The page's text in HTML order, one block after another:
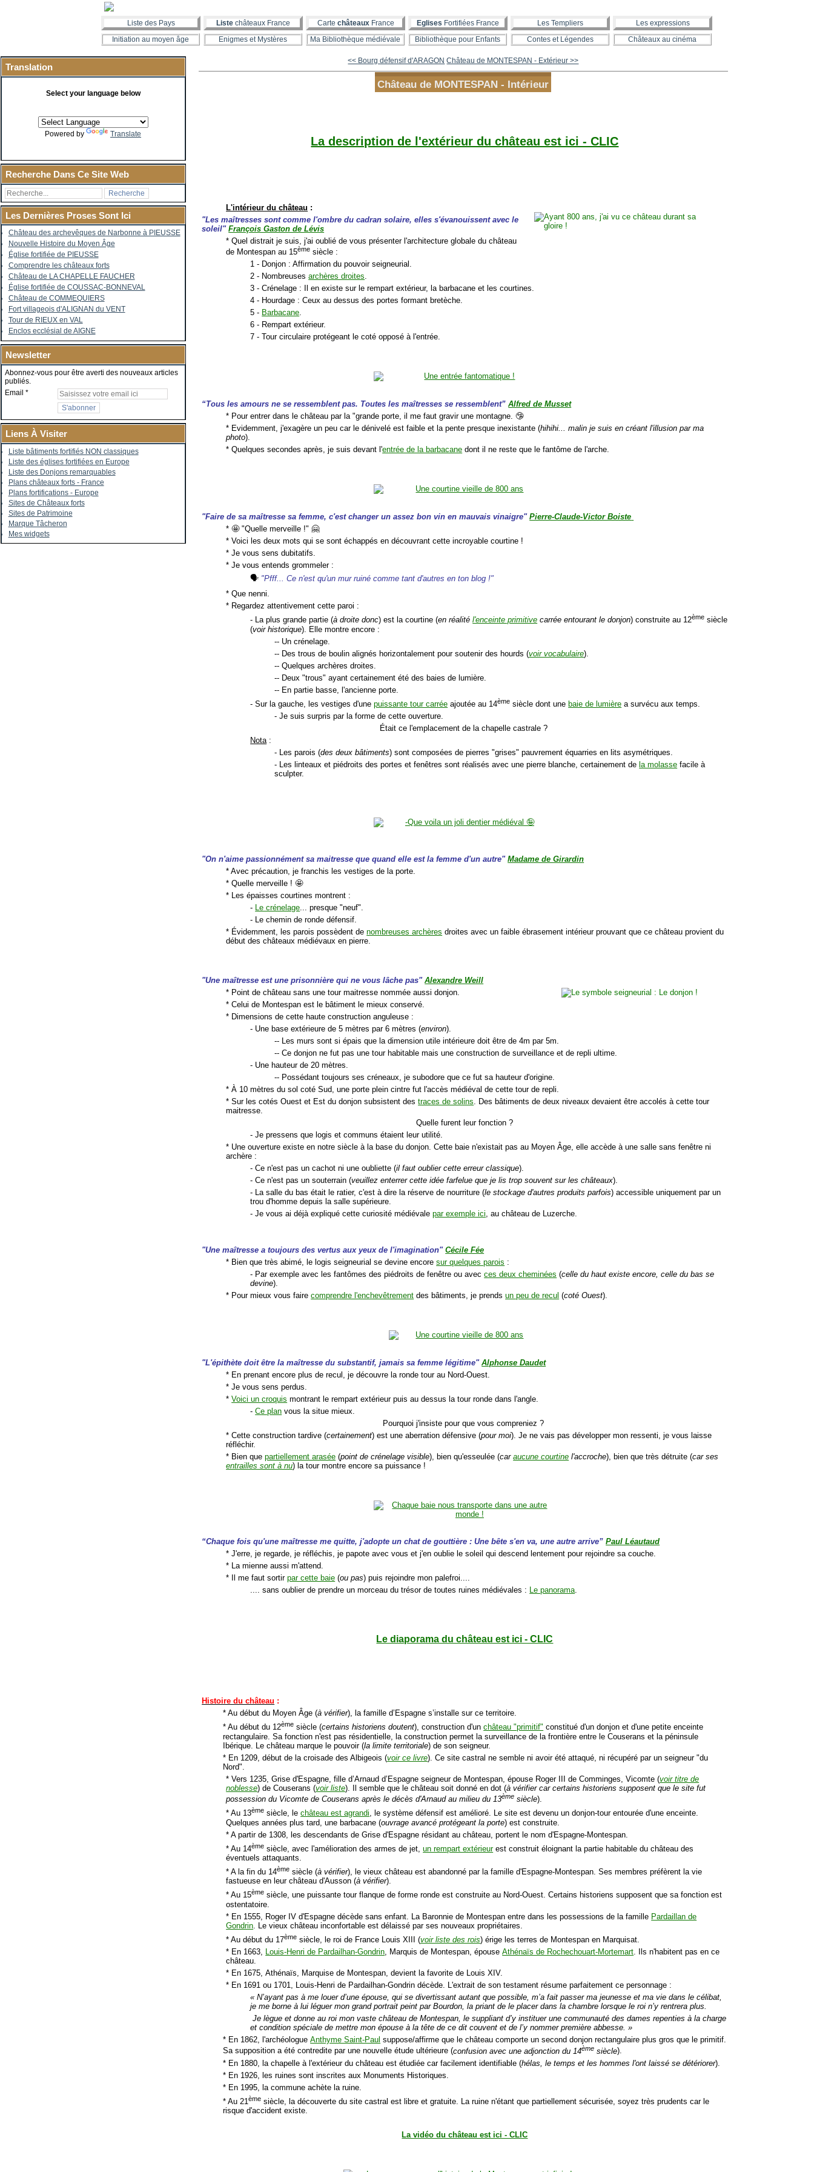
Liste des Pays Liste châteaux France Carte châteauxFrance Eglises Fortifiées France Les Templiers
Les expressions
Initiation au moyen âge
Enigmes et Mystères Ma Bibliothèque médiévale Bibliothèque pour Enfants Contes et Légendes Châteaux au cinéma
Translation
Select your language below
Powered by Translate
Recherche Dans Ce Site Web
Les Dernières Proses Sont Ici
Château des archevêques de Narbonne à PIEUSSE
Nouvelle Histoire du Moyen Âge
Église fortifiée de PIEUSSE
Comprendre les châteaux forts
Château de LA CHAPELLE FAUCHER
Église fortifiée de COUSSAC-BONNEVAL
Château de COMMEQUIERS
Fort villageois d'ALIGNAN du VENT
Tour de RIEUX en VAL
Enclos ecclésial de AIGNE
Newsletter
Abonnez-vous pour être averti des nouveaux articles
publiés.
Email
Liens À Visiter
Liste bâtiments fortifiés NON classiques
Liste des églises fortifiées en Europe
Liste des Donjons remarquables
Plans châteaux forts - France
Plans fortifications - Europe
Sites de Châteaux forts
Sites de Patrimoine
Marque Tâcheron
Mes widgets
<< Bourg défensif d'ARAGON Château de MONTESPAN - Extérieur >>
Château de MONTESPAN - Intérieur
La description de l'extérieur du château est ici - CLIC
L'intérieur du château :
"Les maîtresses sont comme l'ombre du cadran solaire, elles s'évanouissent avec le
soleil"François Gaston de Lévis
* Quel distrait je suis, j'ai oublié de vous présenter l'architecture globale du château
de Montespan au 15ème siècle :
1 - Donjon : Affirmation du pouvoir seigneurial.
2 - Nombreusesarchères droites.
3 - Crénelage : Il en existe sur le rempart extérieur, la barbacane et les courtines.
4 - Hourdage : Ceux au dessus des portes formant bretèche.
5 - Barbacane.
6 - Rempart extérieur.
7 - Tour circulaire protégeant le coté opposé à l'entrée.
“Tous les amours ne se ressemblent pas. Toutes les maîtresses se ressemblent”Alfred de Musset
* Pour entrer dans le château par la "grande porte, il me faut gravir une montagne. 🤥
* Evidemment, j'exagère un peu car le dénivelé est faible et la pente presque inexistante (hihihi... malin je suis en créant l'illusion par ma
photo).
* Quelques secondes après, je suis devant l'entrée de la barbacane dont il ne reste que le fantôme de l'arche.
"Faire de sa maîtresse sa femme, c'est changer un assez bon vin en mauvais vinaigre"Pierre-Claude-Victor Boiste
* 🤩 "Quelle merveille !" 🤗
* Voici les deux mots qui se sont échappés en découvrant cette incroyable courtine !
* Je vous sens dubitatifs.
* Je vous entends grommeler :
🗣 "Pfff... Ce n'est qu'un mur ruiné comme tant d'autres en ton blog !"
* Que nenni.
* Regardez attentivement cette paroi :
- La plus grande partie (à droite donc) est la courtine (en réalitél'enceinte primitive carrée entourant le donjon) construite au 12ème siècle
(voir historique). Elle montre encore :
-- Un crénelage.
-- Des trous de boulin alignés horizontalement pour soutenir des hourds (voir vocabulaire).
-- Quelques archères droites.
-- Deux "trous" ayant certainement été des baies de lumière.
-- En partie basse, l'ancienne porte.
- Sur la gauche, les vestiges d'unepuissante tour carrée ajoutée au 14ème siècle dont une baie de lumière a survécu aux temps.
- Je suis surpris par la forme de cette ouverture.
Était ce l'emplacement de la chapelle castrale ?
Nota:
- Les parois (des deux bâtiments) sont composées de pierres "grises" pauvrement équarries en lits asymétriques.
- Les linteaux et piédroits des portes et fenêtres sont réalisés avec une pierre blanche, certainement de la molasse facile à
sculpter.
"On n'aime passionnément sa maitresse que quand elle est la femme d'un autre"Madame de Girardin
* Avec précaution, je franchis les vestiges de la porte.
* Quelle merveille ! 🤩
* Les épaisses courtines montrent :
- Le crénelage... presque "neuf".
- Le chemin de ronde défensif.
* Évidemment, les parois possèdent denombreuses archères droites avec un faible ébrasement intérieur prouvant que ce château provient du
début des châteaux médiévaux en pierre.
"Une maîtresse est une prisonnière qui ne vous lâche pas"Alexandre Weill
* Point de château sans une tour maitresse nommée aussi donjon.
* Celui de Montespan est le bâtiment le mieux conservé.
* Dimensions de cette haute construction anguleuse :
- Une base extérieure de 5 mètres par 6 mètres (environ).
-- Les murs sont si épais que la dimension utile intérieure doit être de 4m par 5m.
-- Ce donjon ne fut pas une tour habitable mais une construction de surveillance et de repli ultime.
- Une hauteur de 20 mètres.
-- Possédant toujours ses créneaux, je subodore que ce fut sa hauteur d'origine.
* À 10 mètres du sol coté Sud, une porte plein cintre fut l'accès médiéval de cette tour de repli.
* Sur les cotés Ouest et Est du donjon subsistent destraces de solins. Des bâtiments de deux niveaux devaient être accolés à cette tour
maitresse.
Quelle furent leur fonction ?
- Je pressens que logis et communs étaient leur utilité.
* Une ouverture existe en notre siècle à la base du donjon. Cette baie n'existait pas au Moyen Âge, elle accède à une salle sans fenêtre ni
archère :
- Ce n'est pas un cachot ni une oubliette (il faut oublier cette erreur classique).
- Ce n'est pas un souterrain (veuillez enterrer cette idée farfelue que je lis trop souvent sur les châteaux).
- La salle du bas était le ratier, c'est à dire la réserve de nourriture (le stockage d'autres produits parfois) accessible uniquement par un
trou d'homme depuis la salle supérieure.
- Je vous ai déjà expliqué cette curiosité médiévalepar exemple ici, au château de Luzerche.
"Une maîtresse a toujours des vertus aux yeux de l'imagination"Cécile Fée
* Bien que très abimé, le logis seigneurial se devine encoresur quelques parois :
- Par exemple avec les fantômes des piédroits de fenêtre ou avecces deux cheminées (celle du haut existe encore, celle du bas se
devine).
* Pour mieux vous fairecomprendre l'enchevêtrement des bâtiments, je prendsun peu de recul (coté Ouest).
"L'épithète doit être la maîtresse du substantif, jamais sa femme légitime"Alphonse Daudet
* En prenant encore plus de recul, je découvre la ronde tour au Nord-Ouest.
* Je vous sens perdus.
*Voici un croquis montrant le rempart extérieur puis au dessus la tour ronde dans l'angle.
-Ce plan vous la situe mieux.
Pourquoi j'insiste pour que vous compreniez ?
* Cette construction tardive (certainement) est une aberration défensive (pour moi). Je ne vais pas développer mon ressenti, je vous laisse
réfléchir.
* Bien quepartiellement arasée (point de crénelage visible), bien qu'esseulée (caraucune courtine l'accroche), bien que très détruite (car ses
entrailles sont à nu) la tour montre encore sa puissance !
“Chaque fois qu'une maîtresse me quitte, j'adopte un chat de gouttière : Une bête s'en va, une autre arrive”Paul Léautaud
* J'erre, je regarde, je réfléchis, je papote avec vous et j'en oublie le soleil qui descend lentement pour rejoindre sa couche.
* La mienne aussi m'attend.
* Il me faut sortirpar cette baie (ou pas) puis rejoindre mon palefroi....
.... sans oublier de prendre un morceau du trésor de toutes ruines médiévales : Le panorama.
Le diaporama du château est ici - CLIC
Histoire du château :
* Au début du Moyen Âge (à vérifier), la famille d’Espagne s’installe sur ce territoire.
* Au début du 12ème siècle (certains historiens doutent), construction d'unchâteau "primitif" constitué d'un donjon et d'une petite enceinte
rectangulaire. Sa fonction n'est pas résidentielle, la construction permet la surveillance de la frontière entre le Couserans et la péninsule
Ibérique. Le château marque le pouvoir (la limite territoriale) de son seigneur.
* En 1209, début de la croisade des Albigeois (voir ce livre). Ce site castral ne semble ni avoir été attaqué, ni récupéré par un seigneur "du
Nord".
* Vers 1235, Grise d'Espagne, fille d’Arnaud d’Espagne seigneur de Montespan, épouse Roger III de Comminges, Vicomte (voir titre de
noblesse) de Couserans (voir liste). Il semble que le château soit donné en dot (à vérifier car certains historiens supposent que le site fut
possession du Vicomte de Couserans après le décès d'Arnaud au milieu du 13ème siècle).
* Au 13ème siècle, lechâteau est agrandi, le système défensif est amélioré. Le site est devenu un donjon-tour entourée d'une enceinte.
Quelques années plus tard, une barbacane (ouvrage avancé protégeant la porte) est construite.
* A partir de 1308, les descendants de Grise d'Espagne résidant au château, portent le nom d'Espagne-Montespan.
* Au 14ème siècle, avec l'amélioration des armes de jet,un rempart extérieurest construit éloignant la partie habitable du château des
éventuels attaquants.
* A la fin du 14ème siècle (à vérifier), le vieux château est abandonné par la famille d'Espagne-Montespan. Ses membres préfèrent la vie
fastueuse en leur château d'Ausson (à vérifier).
* Au 15ème siècle, une puissante tour flanque de forme ronde est construite au Nord-Ouest. Certains historiens supposent que sa fonction est
ostentatoire.
* En 1555, Roger IV d'Espagne décède sans enfant. La Baronnie de Montespan entre dans les possessions de la famille Pardaillan de
Gondrin . Le vieux château inconfortable est délaissé par ses nouveaux propriétaires.
* Au début du 17ème siècle, le roi de France Louis XIII (voir liste des rois) érige les terres de Montespan en Marquisat.
* En 1663, Louis-Henri de Pardailhan-Gondrin, Marquis de Montespan, épouseAthénaïs de Rochechouart-Mortemart. Ils n'habitent pas en ce
château.
* En 1675, Athénaïs, Marquise de Montespan, devient la favorite de Louis XIV.
* En 1691 ou 1701, Louis-Henri de Pardailhan-Gondrin décède. L'extrait de son testament résume parfaitement ce personnage :
« N’ayant pas à me louer d’une épouse, qui se divertissant autant que possible, m’a fait passer ma jeunesse et ma vie dans le célibat,
je me borne à lui léguer mon grand portrait peint par Bourdon, la priant de le placer dans la chambre lorsque le roi n’y rentrera plus.
Je lègue et donne au roi mon vaste château de Montespan, le suppliant d’y instituer une communauté des dames repenties à la charge
et condition spéciale de mettre mon épouse à la tête de ce dit couvent et de l’y nommer première abbesse. »
* En 1862, l'archéologueAnthyme Saint-Paul suppose/affirme que le château comporte un second donjon rectangulaire plus gros que le primitif.
Sa supposition a été contredite par une nouvelle étude ultérieure (confusion avec une adjonction du 14ème siècle).
* En 1880, la chapelle à l'extérieur du château est étudiée car facilement identifiable (hélas, le temps et les hommes l'ont laissé se détériorer).
* En 1926, les ruines sont inscrites aux Monuments Historiques.
* En 1995, la commune achète la ruine.
* Au 21ème siècle, la découverte du site castral est libre et gratuite. La ruine n'étant que partiellement sécurisée, soyez très prudents car le
risque d'accident existe.
La vidéo du château est ici - CLIC